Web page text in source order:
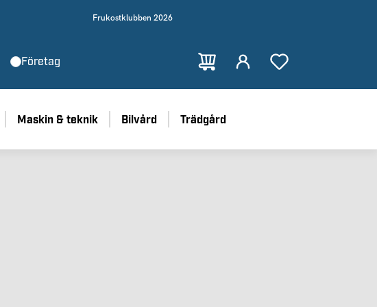
Frukostklubben 2026
Företag
Maskin & teknik Bilvård Trädgård